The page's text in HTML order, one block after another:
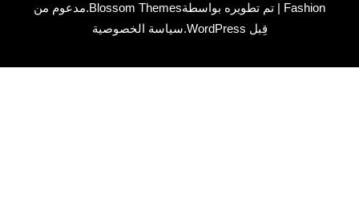
Blossom Themes .مدعوم من
سياسة الخصوصية